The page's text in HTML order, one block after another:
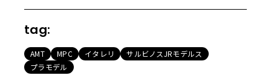
tag:
AMT MPC イタレリ
サルビノスJRモデルス
プラモデル